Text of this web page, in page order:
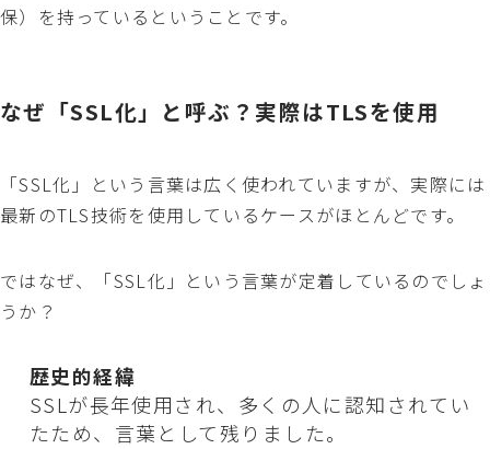
保）を持っているということです。
なぜ「SSL化」と呼ぶ？実際はTLSを使用
「SSL化」という言葉は広く使われていますが、実際には
最新のTLS技術を使用しているケースがほとんどです。
ではなぜ、「SSL化」という言葉が定着しているのでしょ
うか？
歴史的経緯
SSLが長年使用され、多くの人に認知されてい
たため、言葉として残りました。